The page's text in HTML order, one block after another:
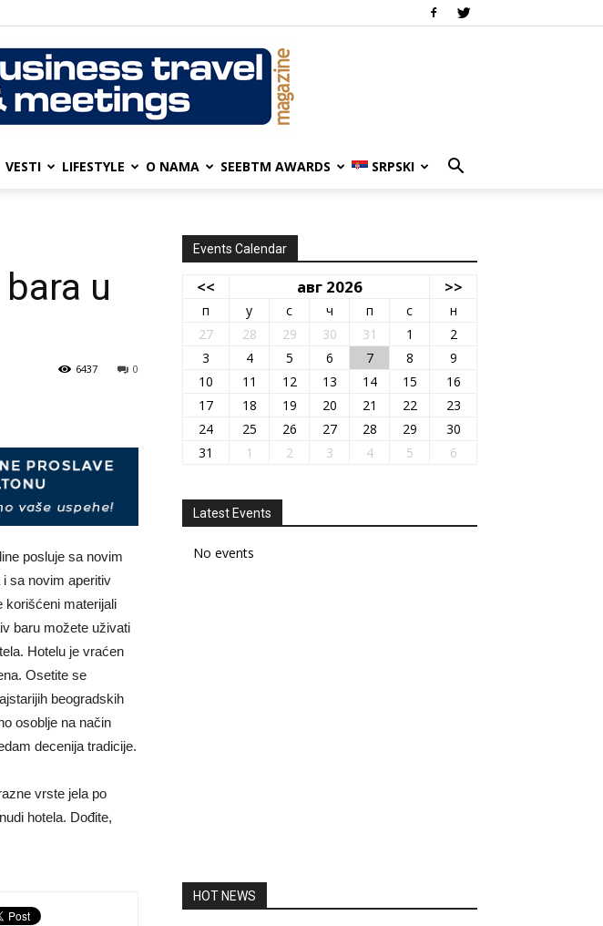
VESTI LIFESTYLE О NAMA SEEBTM AWARDS SRPSKI
u
0
6437
posluje sa novim
sa novim aperitiv
korišćeni materijali
baru možete uživati
Hotelu je vraćen
Osetite se
beogradskih
osoblje na način
decenija tradicije.
vrste jela po
hotela. Dođite,
Events Calendar
<< авг 2026 >>
п у с ч п с
н
27
28 29 30 31 1
2
3
4 5 6 7 8
9
10
11 12 13 14 15
16
17
18 19 20 21 22
23
24
25 26 27 28 29
30
31
1 2 3 4 5 6
Latest Events
No events
HOT NEWS